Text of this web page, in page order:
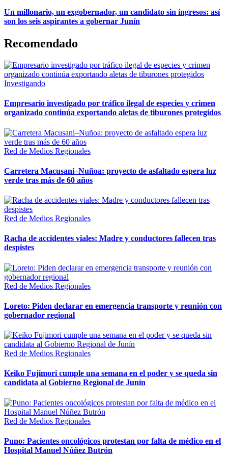
Un millonario, un exgobernador, un candidato sin ingresos: así
son los seis aspirantes a gobernar Junín
Recomendado
Investigando
Empresario investigado por tráfico ilegal de especies y crimen
organizado continúa exportando aletas de tiburones protegidos
Red de Medios Regionales
Carretera Macusani–Nuñoa: proyecto de asfaltado espera luz
verde tras más de 60 años
Red de Medios Regionales
Racha de accidentes viales: Madre y conductores fallecen tras
despistes
Red de Medios Regionales
Loreto: Piden declarar en emergencia transporte y reunión con
gobernador regional
Red de Medios Regionales
Keiko Fujimori cumple una semana en el poder y se queda sin
candidata al Gobierno Regional de Junín
Red de Medios Regionales
Puno: Pacientes oncológicos protestan por falta de médico en el
Hospital Manuel Núñez Butrón